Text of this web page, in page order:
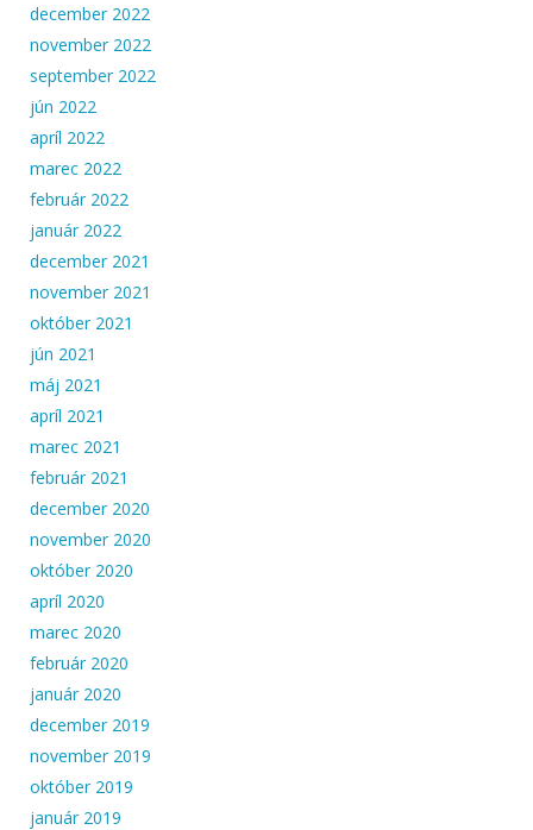
december 2022
november 2022
september 2022
jún 2022
apríl 2022
marec 2022
február 2022
január 2022
december 2021
november 2021
október 2021
jún 2021
máj 2021
apríl 2021
marec 2021
február 2021
december 2020
november 2020
október 2020
apríl 2020
marec 2020
február 2020
január 2020
december 2019
november 2019
október 2019
január 2019